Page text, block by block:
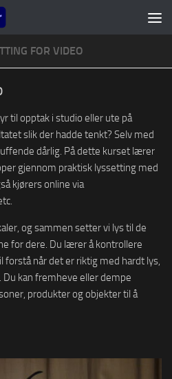
FOR VIDEO
til opptak i studio eller ute på
slik der hadde tenkt? Selv med
dårlig. På dette kurset lærer
gjennom praktisk lyssetting med
kjørers online via
og sammen setter vi lys til de
for dere. Du lærer å kontrollere
forstå når det er riktig med hardt lys,
kan fremheve eller dempe
produkter og objekter til å